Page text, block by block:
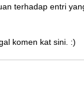
terhadap entri
komen kat sini. :)